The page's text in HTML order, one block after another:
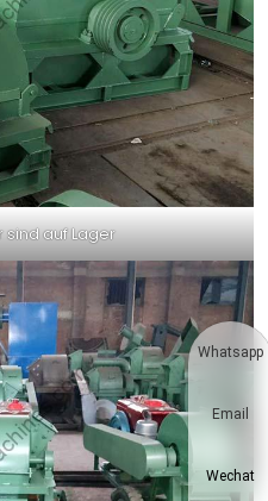
auf Lager
Whatsapp
Email
Wechat